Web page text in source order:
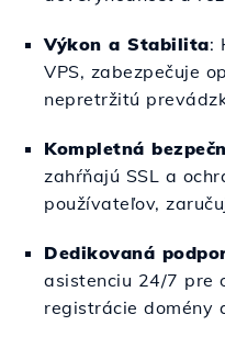
Výkon a Stabilita:
VPS, zabezpečuje
nepretržitú
Kompletná
zahŕňajú SSL a
používateľov,
Dedikovaná
asistenciu 24/7 pre
registrácie domény